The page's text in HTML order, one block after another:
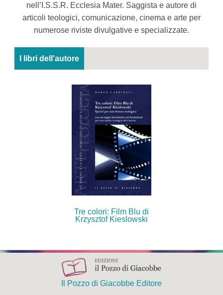
nell’I.S.S.R. Ecclesia Mater. Saggista e autore di
articoli teologici, comunicazione, cinema e arte per
numerose riviste divulgative e specializzate.
I libri dell'autore
Tre colori: Film Blu di
Krzysztof Kieslowski
Il Pozzo di Giacobbe Editore